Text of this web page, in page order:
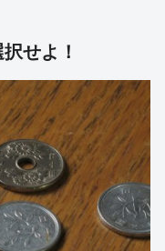
せよ！